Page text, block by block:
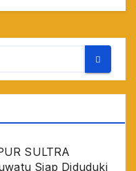
SULTRA
Siap Diduduki